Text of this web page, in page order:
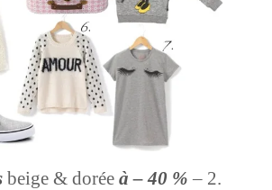
beige & dorée à – 40 % – 2.